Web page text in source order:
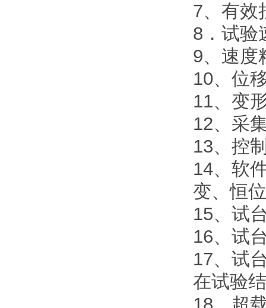
7、有效
8．试验
9、速度
10、位
11、变
12、采
13、控
14、软
变、恒
15、试
16、试
17、试
在试验
18、超